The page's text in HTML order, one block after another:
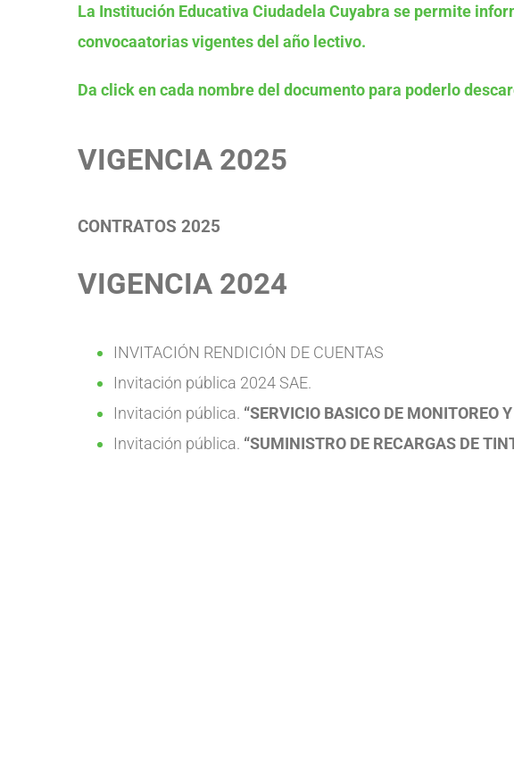
La Institución Educativa Ciudadela Cuyabra se permite
convocaatorias vigentes del año lectivo.
Da click en cada nombre del documento para poderlo
VIGENCIA 2025
CONTRATOS 2025
VIGENCIA 2024
INVITACIÓN RENDICIÓN DE CUENTAS
Invitación pública 2024 SAE.
Invitación pública. “SERVICIO BASICO DE MONITOREO
Invitación pública. “SUMINISTRO DE RECARGAS DE